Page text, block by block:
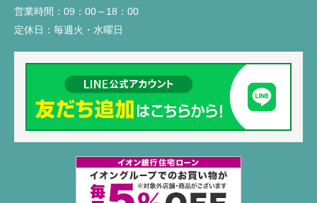
営業時間： 09：00～18：00
定休日： 毎週火・水曜日